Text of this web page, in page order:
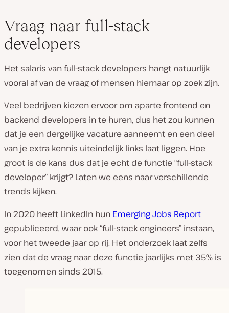
Vraag naar full-stack
developers
Het salaris van full-stack developers hangt natuurlijk
vooral af van de vraag of mensen hiernaar op zoek zijn.
Veel bedrijven kiezen ervoor om aparte frontend en
backend developers in te huren, dus het zou kunnen
dat je een dergelijke vacature aanneemt en een deel
van je extra kennis uiteindelijk links laat liggen. Hoe
groot is de kans dus dat je echt de functie “full-stack
developer” krijgt? Laten we eens naar verschillende
trends kijken.
In 2020 heeft LinkedIn hun Emerging Jobs Report
gepubliceerd, waar ook “full-stack engineers” instaan,
voor het tweede jaar op rij. Het onderzoek laat zelfs
zien dat de vraag naar deze functie jaarlijks met 35% is
toegenomen sinds 2015.